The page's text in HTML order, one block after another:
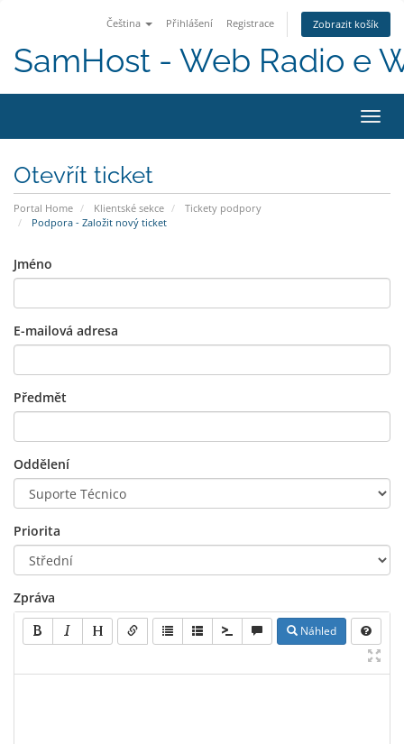
Čeština Přihlášení Registrace Zobrazit košík
SamHost - Web Radio e
Otevřít ticket
Portal Home Klientské sekce
Tickety podpory
Podpora - Založit nový ticket
Jméno
E-mailová adresa
Předmět
Oddělení
Priorita
Zpráva
Náhled